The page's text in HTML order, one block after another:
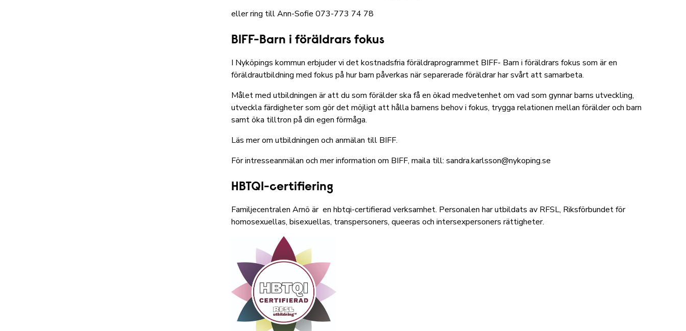
eller ring till Ann-Sofie 073-773 74 78
BIFF-Barn i föräldrars fokus
I Nyköpings kommun erbjuder vi det kostnadsfria föräldraprogrammet BIFF- Barn i föräldrars fokus som är en
föräldrautbildning med fokus på hur barn påverkas när separerade föräldrar har svårt att samarbeta.
Målet med utbildningen är att du som förälder ska få en ökad medvetenhet om vad som gynnar barns utveckling,
utveckla färdigheter som gör det möjligt att hålla barnens behov i fokus, trygga relationen mellan förälder och barn
samt öka tilltron på din egen förmåga.
Läs mer om utbildningen och anmälan till BIFF.
För intresseanmälan och mer information om BIFF, maila till: sandra.karlsson@nykoping.se
HBTQI-certifiering
Familjecentralen Arnö är en hbtqi-certifierad verksamhet. Personalen har utbildats av RFSL, Riksförbundet för
homosexuellas, bisexuellas, transpersoners, queeras och intersexpersoners rättigheter.